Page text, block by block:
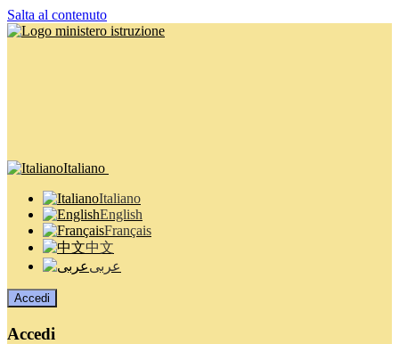
Salta al contenuto
Italiano
Italiano
English
Français
中文
عربى
Accedi
Accedi